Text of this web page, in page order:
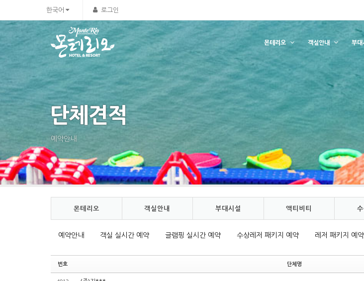
한국어 로그인
몬테리오 객실안내 부대
단체견적
예약안내
몬테리오 객실안내 부대시설 액티비티
예약안내 객실 실시간 예약 글램핑 실시간 예약 수상레저 패키지 예약 레저 패키지 예약
번호 단체명
Sketchbook5, 스케치북5